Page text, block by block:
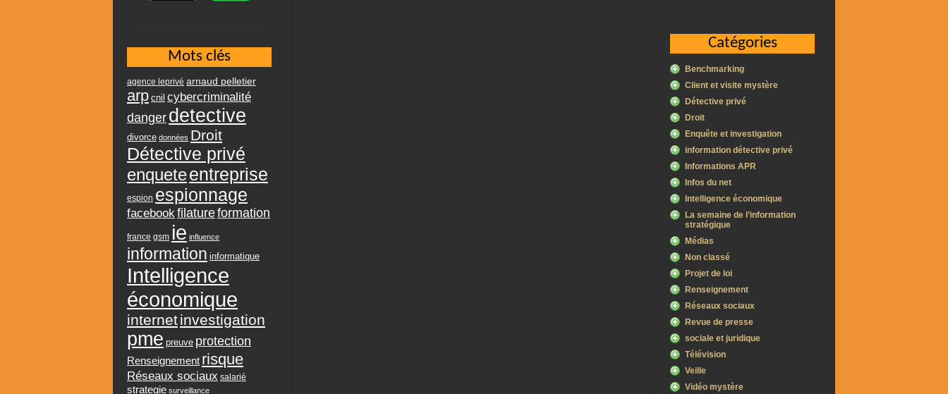
Catégories
Benchmarking
Client et visite mystère
Détective privé
Droit
Enquête et investigation
information détective privé
Informations APR
Infos du net
Intelligence économique
La semaine de l’information
stratégique
Médias
Non classé
Projet de loi
Renseignement
Réseaux sociaux
Revue de presse
sociale et juridique
Télévision
Veille
Vidéo mystère
Mots clés
agence leprivé arnaud pelletier
arp cnil cybercriminalité
danger detective
divorce données Droit
Détective privé
enqueteentreprise
espion espionnage
facebookfilatureformation
france gsm ie influence
information informatique
Intelligence
économique
internetinvestigation
pme preuve protection
Renseignement risque
Réseaux sociaux salarié
strategie surveillance